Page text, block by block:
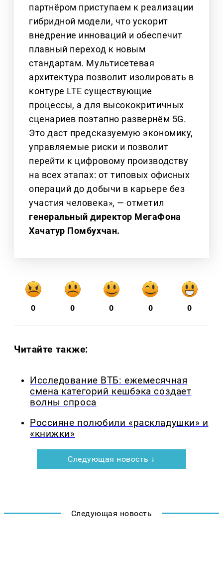
партнёром приступаем к реализации
гибридной модели, что ускорит
внедрение инноваций и обеспечит
плавный переход к новым
стандартам. Мультисетевая
архитектура позволит изолировать в
контуре LTE существующие
процессы, а для высококритичных
сценариев поэтапно развернём 5G.
Это даст предсказуемую экономику,
управляемые риски и позволит
перейти к цифровому производству
на всех этапах: от типовых офисных
операций до добычи в карьере без
участия человека», — отметил
генеральный директор МегаФона
Хачатур Помбухчан.
0 0 0 0 0
Читайте также:
Исследование ВТБ: ежемесячная
смена категорий кешбэка создает
волны спроса
Россияне полюбили «раскладушки» и
«книжки»
Следующая новость ↓
Следующая новость